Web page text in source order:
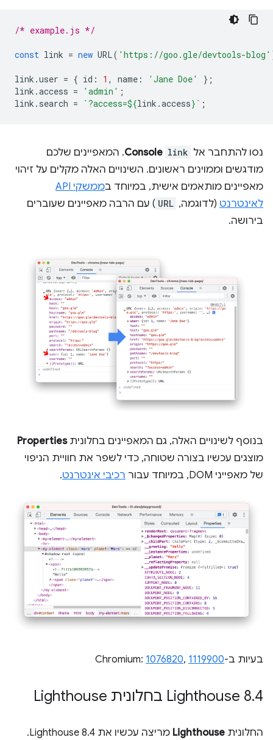
/* example.js */
const link = new URL( 'https://goo.gle/devtools-blog'
link .user = { id : 1 , name : 'Jane Doe'
};
link .access = 'admin' ;
link . search = `?access=${link .access} ` ;
נסו להתחבר אל link
Console. המאפיינים שלכם
מודגשים וממוינים ראשונים. השינויים האלה מקלים על זיהוי
מאפיינים מותאמים אישית, במיוחד ב
ממשקי API
לאינטרנט (לדוגמה, URL ) עם הרבה מאפיינים שעוברים
בירושה.
בנוסף לשינויים האלה, גם המאפיינים בחלוניתProperties
מוצגים עכשיו בצורה שטוחה, כדי לשפר את חוויית הניפוי
של מאפייני DOM, במיוחד עבור
רכיבי אינטרנט.
בעיות ב-Chromium: 1076820, 1119900
‫Lighthouse 8.4 בחלונית Lighthouse
החלונית Lighthouse
מריצה עכשיו את Lighthouse 8.4.